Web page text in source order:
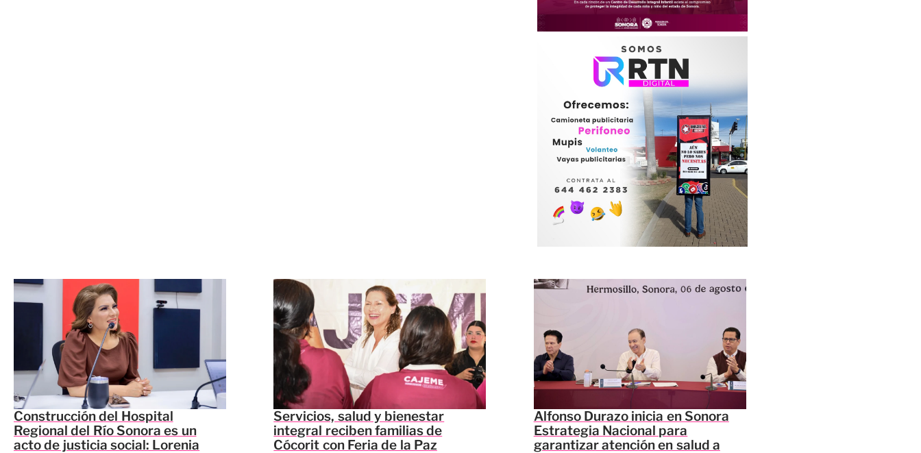
Construcción del Hospital
Regional del Río Sonora es un
acto de justicia social: Lorenia
Servicios, salud y bienestar
integral reciben familias de
Cócorit con Feria de la Paz
Alfonso Durazo inicia en Sonora
Estrategia Nacional para
garantizar atención en salud a